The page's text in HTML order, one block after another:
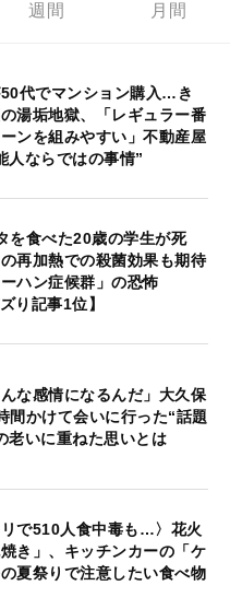
週間 月間
代でマンション購入…き
湯垢地獄、「レギュラー番
ンを組みやすい」不動産屋
人ならではの事情”
を食べた20歳の学生が死
再加熱での殺菌効果も期待
ハン症候群」の恐怖
り記事1位】
んな感情になるんだ」大久保
間かけて会いに行った“話題
いに重ねた思いとは
リで510人食中毒も…〉花火
き」、キッチンカーの「ケ
夏祭りで注意したい食べ物